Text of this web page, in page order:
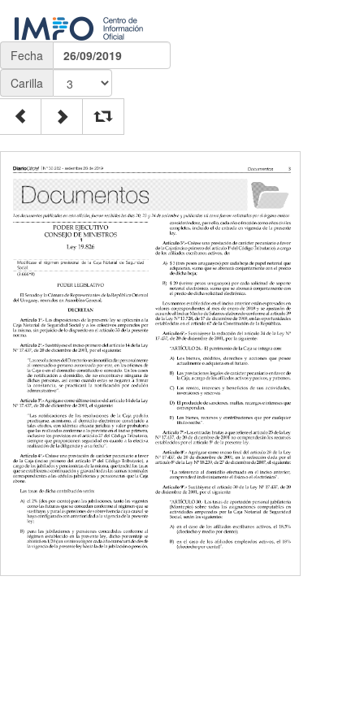
Fecha
26/09/2019
Carilla